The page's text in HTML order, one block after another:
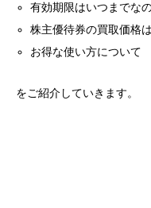
有効期限はいつまでな
株主優待券の買取価格
お得な使い方について
をご紹介していきます。